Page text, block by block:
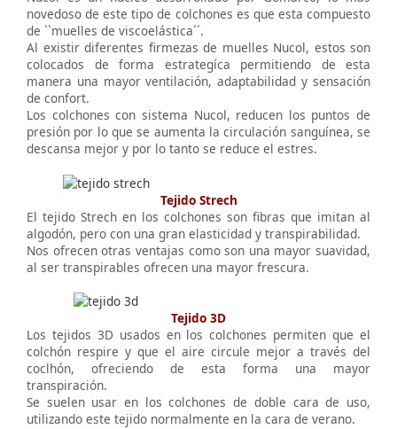
novedoso de este tipo de colchones es que esta compuesto
de ``muelles de viscoelástica´´.
Al existir diferentes firmezas de muelles Nucol, estos son
colocados de forma estrategíca permitiendo de esta
manera una mayor ventilación, adaptabilidad y sensación
de confort.
Los colchones con sistema Nucol, reducen los puntos de
presión por lo que se aumenta la circulación sanguínea, se
descansa mejor y por lo tanto se reduce el estres.
Tejido Strech
El tejido Strech en los colchones son fibras que imitan al
algodón, pero con una gran elasticidad y transpirabilidad.
Nos ofrecen otras ventajas como son una mayor suavidad,
al ser transpirables ofrecen una mayor frescura.
Tejido 3D
Los tejidos 3D usados en los colchones permiten que el
colchón respire y que el aire circule mejor a través del
coclhón, ofreciendo de esta forma una mayor
transpiración.
Se suelen usar en los colchones de doble cara de uso,
utilizando este tejido normalmente en la cara de verano.